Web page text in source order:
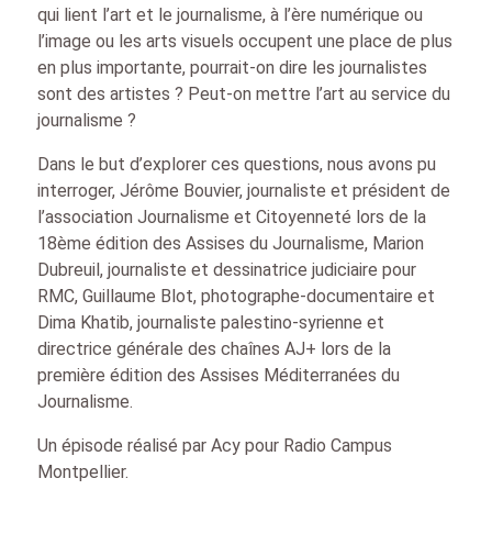
qui lient l’art et le journalisme, à l’ère numérique ou
l’image ou les arts visuels occupent une place de plus
en plus importante, pourrait-on dire les journalistes
sont des artistes ? Peut-on mettre l’art au service du
journalisme ?
Dans le but d’explorer ces questions, nous avons pu
interroger, Jérôme Bouvier, journaliste et président de
l’association Journalisme et Citoyenneté lors de la
18ème édition des Assises du Journalisme, Marion
Dubreuil, journaliste et dessinatrice judiciaire pour
RMC, Guillaume Blot, photographe-documentaire et
Dima Khatib, journaliste palestino-syrienne et
directrice générale des chaînes AJ+ lors de la
première édition des Assises Méditerranées du
Journalisme.
Un épisode réalisé par Acy pour Radio Campus
Montpellier.